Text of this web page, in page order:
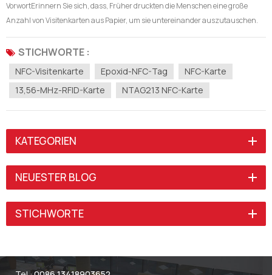
VorwortErinnern Sie sich, dass, Früher druckten die Menschen eine große
Anzahl von Visitenkarten aus Papier, um sie untereinander auszutauschen.
Aber mDie meisten Leute haben sie in kurzer Zeit weggeworfen Zu
Platzverschwendung vermeiden.Im Zeitalter der mobilen Kommunikation,
Mobiltelefone po...
STICHWORTE :
NFC-Visitenkarte Epoxid-NFC-Tag
NFC-Karte
13,56-MHz-RFID-Karte
NTAG213 NFC-Karte
KATEGORIEN
NEUESTER BLOG
STICHWORTE